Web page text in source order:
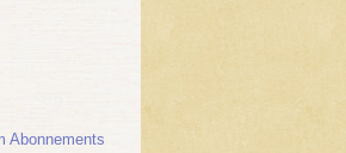
Abonnements